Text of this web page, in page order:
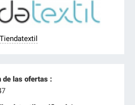
de las ofertas :